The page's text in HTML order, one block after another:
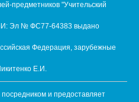
предметников "Учительский
Эл № ФС77-64383 выдано
Федерация, зарубежные
Е.И.
и предоставляет